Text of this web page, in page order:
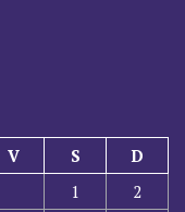
V S
D
1
2